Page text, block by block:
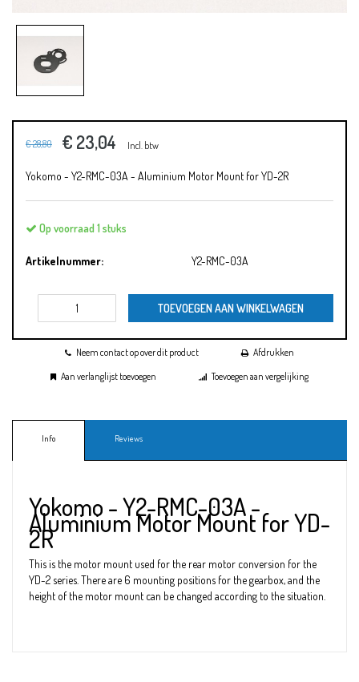
€ 28,80 € 23,04 Incl. btw
Yokomo - Y2-RMC-03A - Aluminium Motor Mount for YD-2R
Op voorraad 1 stuks
Artikelnummer: Y2-RMC-03A
TOEVOEGEN AAN WINKELWAGEN
Neem contact op over dit product
Afdrukken
Aan verlanglijst toevoegen
Toevoegen aan vergelijking
Info Reviews
Yokomo - Y2-RMC-03A -
Aluminium Motor Mount for YD-
2R
This is the motor mount used for the rear motor conversion for the
YD-2 series. There are 6 mounting positions for the gearbox, and the
height of the motor mount can be changed according to the situation.